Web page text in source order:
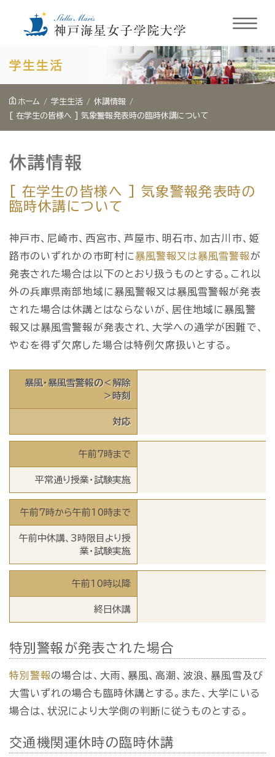
キ
学生生活
ホーム 学生生活
休講情報
[ 在学生の皆様へ ] 気象警報発表時の臨時休講について
休講情報
[ 在学生の皆様へ ] 気象警報発表時の
臨時休講について
神戸市、尼崎市、西宮市、芦屋市、明石市、加古川市、姫
路市のいずれかの市町村に暴風警報又は暴風雪警報が
発表された場合は以下のとおり扱うものとする。これ以
外の兵庫県南部地域に暴風警報又は暴風雪警報が発表
された場合は休講とはならないが、居住地域に暴風警
報又は暴風雪警報が発表され、大学への通学が困難で、
やむを得ず欠席した場合は特例欠席扱いとする。
暴風・暴風雪警報の＜解除
＞時刻
対応
午前7時まで
平常通り授業・試験実施
午前7時から午前10時まで
午前中休講、3時限目より授
業・試験実施
午前10時以降
終日休講
特別警報が発表された場合
特別警報の場合は、大雨、暴風、高潮、波浪、暴風雪及び
大雪いずれの場合も臨時休講とする。また、大学にいる
場合は、状況により大学側の判断に従うものとする。
交通機関運休時の臨時休講